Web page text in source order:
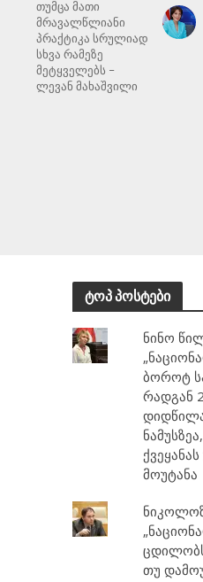
თუმცა მათი
მრავალწლიანი
პრაქტიკა სრულიად
სხვა რამეზე
მეტყველებს –
ლევან მახაშვილი
ტოპ პოსტები
ნინო
ბოროტ
რადგან
მოუტანა
თუ